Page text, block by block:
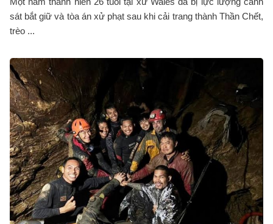
sát bắt giữ và tòa án xử phạt sau khi cải trang thành Thần Chết,
trèo ...